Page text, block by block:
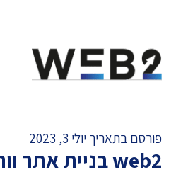
פורסם בתאריך יולי 3, 2023
web2 בניית אתר וורדפרס